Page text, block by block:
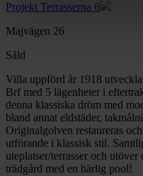
Projekt Terrasserna 6
Majvägen 26
Såld
Villa uppförd år 1918
Brf med 5 lägenheter i
denna klassiska dröm med
bland annat eldstäder,
Originalgolven restaureras
utförande i klassisk stil.
uteplatser/terrasser och
trädgård med en härlig pool!